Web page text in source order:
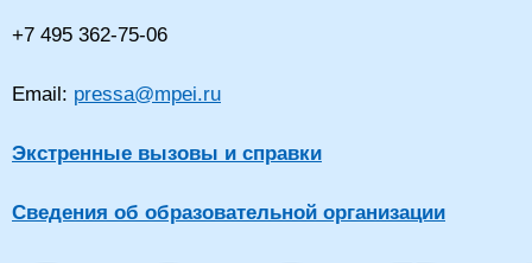
+7 495 362-75-06
Email: pressa@mpei.ru
Экстренные вызовы и справки
Сведения об образовательной организации